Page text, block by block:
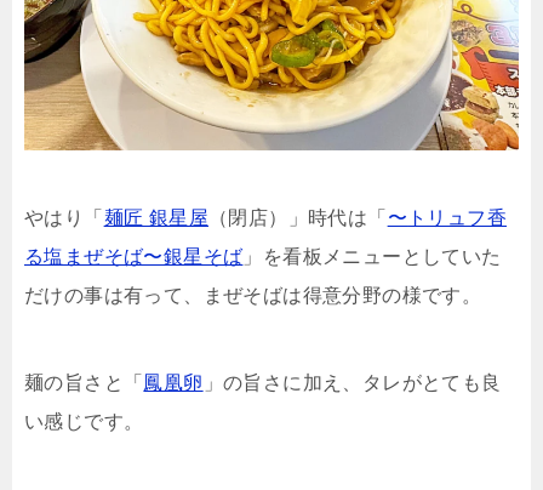
やはり「 麺匠 銀星屋 （閉店）」時代は「 〜 トリュフ香
る塩まぜそば〜銀星そば 」を看板メニューとしていた
だけの事は有って、まぜそばは得意分野の様です。
麺の旨さと「 鳳凰卵 」の旨さに加え、タレがとても良
い感じです。